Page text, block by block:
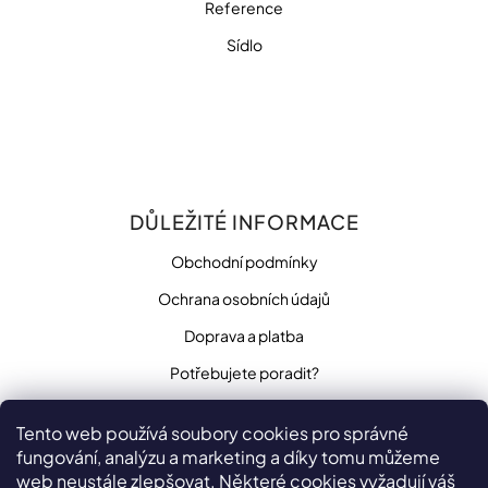
Tento web používá soubory cookies pro správné
fungování, analýzu a marketing a díky tomu můžeme
web neustále zlepšovat. Některé cookies vyžadují váš
Reference
Sídlo
DŮLEŽITÉ INFORMACE
Obchodní podmínky
Ochrana osobních údajů
Doprava a platba
Potřebujete poradit?
SLEDUJTE NÁS